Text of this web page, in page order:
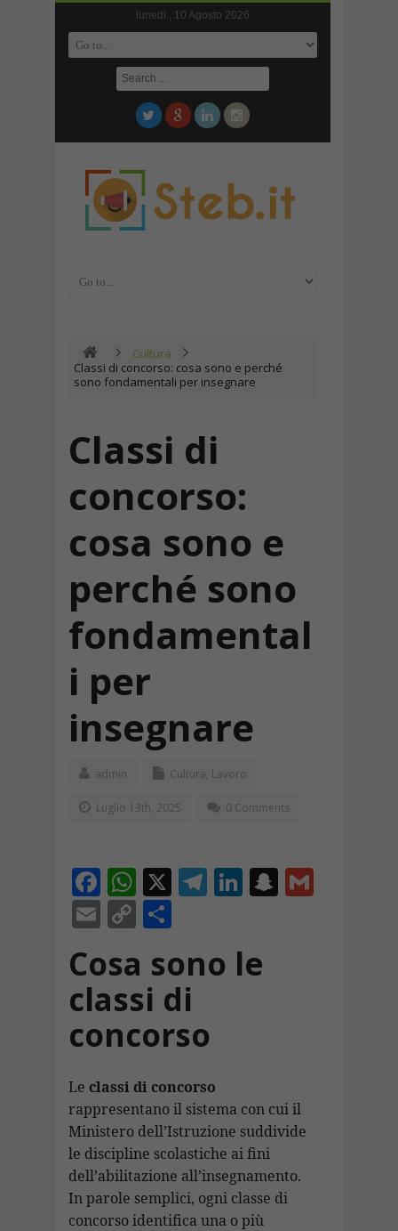
lunedì , 10 Agosto 2026
Cultura
Classi di concorso: cosa sono e perché
sono fondamentali per insegnare
Classi di
concorso:
cosa sono e
perché sono
fondamental
i per
insegnare
admin Cultura, Lavoro
Luglio 13th, 2025 0 Comments
F
ac
e
b
o
o
k
W
h
at
s
A
p
p
X T
gr
m
Li
e
S G
E
ai
l
C
p
y
Li
n
k
C
n
di
vi
di
Cosa sono le
classi di
concorso
Le classi di concorso
rappresentano il sistema con cui il
Ministero dell’Istruzione suddivide
le discipline scolastiche ai fini
dell’abilitazione all’insegnamento.
In parole semplici, ogni classe di
concorso identifica una o più